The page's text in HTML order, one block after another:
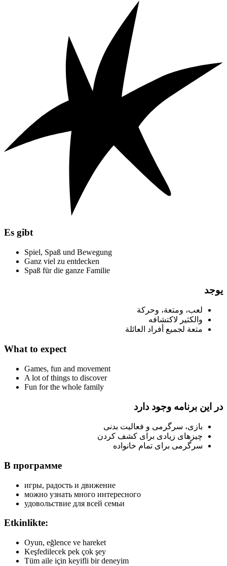
Es gibt
Spiel, Spaß und Bewegung
Ganz viel zu entdecken
Spaß für die ganze Familie
يوجد
لعب، ومتعة، وحركة
والكثير لاكتشافه
متعة لجميع أفراد العائلة
What to expect
Games, fun and movement
A lot of things to discover
Fun for the whole family
در این برنامه وجود دارد
بازی، سرگرمی و فعالیت بدنی
چیزهای زیادی برای کشف کردن
سرگرمی برای تمام خانواده
В программе
игры, радость и движение
можно узнать много интересного
удовольствие для всей семьи
Etkinlikte:
Oyun, eğlence ve hareket
Keşfedilecek pek çok şey
Tüm aile için keyifli bir deneyim